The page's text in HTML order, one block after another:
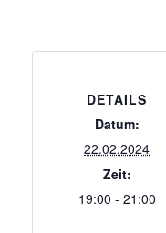
DETAILS
Datum:
22.02.2024
Zeit:
19:00 - 21:00